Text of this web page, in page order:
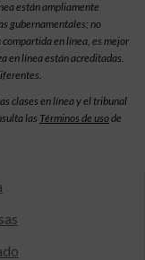
están ampliamente
gubernamentales; no
en línea, es mejor
en línea están acreditadas.
clases en línea y el tribunal
las Términos de usode